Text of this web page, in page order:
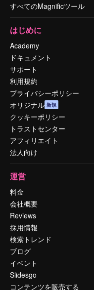
すべてのMagnificツール
はじめに
Academy
ドキュメント
サポート
利用規約
プライバシーポリシー
オリジナル 新規
クッキーポリシー
トラストセンター
アフィリエイト
法人向け
運営
料金
会社概要
Reviews
採用情報
検索トレンド
ブログ
イベント
Slidesgo
コンテンツを販売する